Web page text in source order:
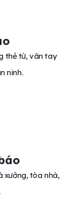
thẻ từ, vân tay
ninh.
xưởng, tòa nhà,